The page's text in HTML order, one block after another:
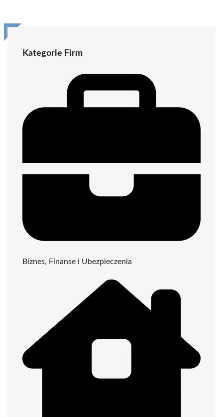
Kategorie Firm
Biznes, Finanse i Ubezpieczenia